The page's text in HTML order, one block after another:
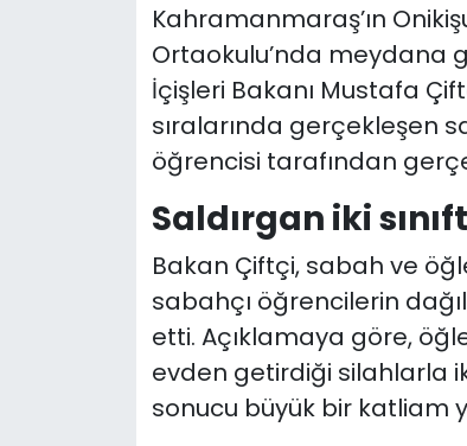
Kahramanmaraş’ın
Ortaokulu’nda meydana
İçişleri Bakanı Mustafa
sıralarında gerçekleşen
öğrencisi tarafından
Saldırgan iki
Bakan Çiftçi, sabah ve
sabahçı öğrencilerin
etti. Açıklamaya göre,
evden getirdiği silahlarla
sonucu büyük bir katliam